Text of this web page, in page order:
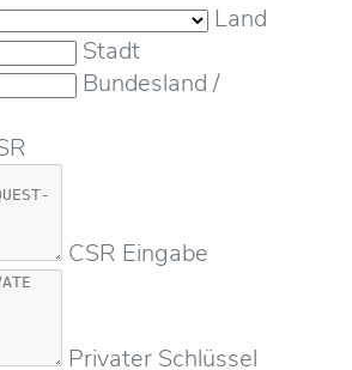
Land
Stadt
Bundesland /
CSR Eingabe
Privater Schlüssel